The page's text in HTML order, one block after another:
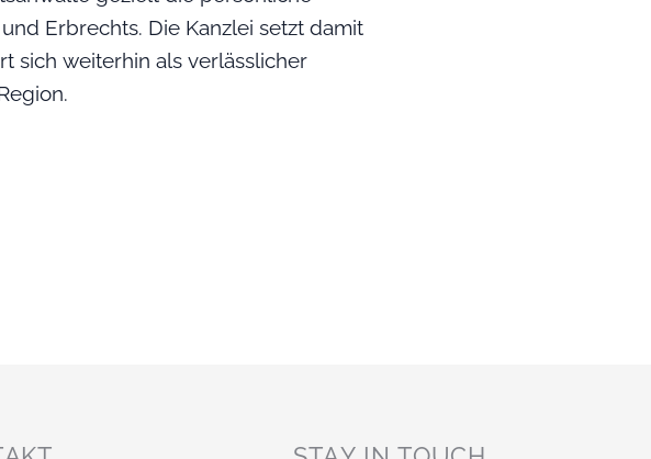
Erbrechts. Die Kanzlei setzt damit
sich weiterhin als verlässlicher